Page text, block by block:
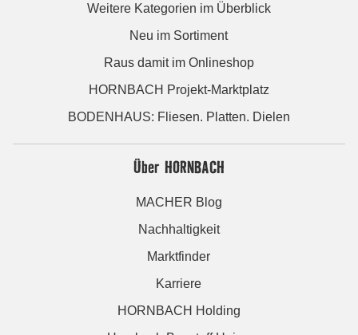
Weitere Kategorien im Überblick
Neu im Sortiment
Raus damit im Onlineshop
HORNBACH Projekt-Marktplatz
BODENHAUS: Fliesen. Platten. Dielen
Über HORNBACH
MACHER Blog
Nachhaltigkeit
Marktfinder
Karriere
HORNBACH Holding